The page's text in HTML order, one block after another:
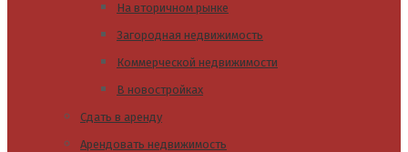
На вторичном рынке
Загородная недвижимость
Коммерческой недвижимости
В новостройках
Сдать в аренду
Арендовать недвижимость